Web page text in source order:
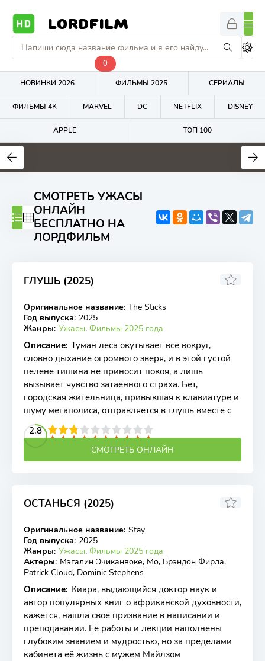
LORDFILM
НОВИНКИ 2026
0
ФИЛЬМЫ 2025 СЕРИАЛЫ
ФИЛЬМЫ 4К MARVEL DC NETFLIX DISNEY
APPLE ТОП 100
7.6
СМОТРЕТЬ УЖАСЫ
ОНЛАЙН
БЕСПЛАТНО НА
ЛОРДФИЛЬМ
ГЛУШЬ (2025)
WEB-DL
Оригинальное название: The Sticks
Год выпуска: 2025
Жанры: Ужасы, Фильмы 2025 года
Описание: Туман леса окутывает всё вокруг,
словно дыхание огромного зверя, и в этой густой
пелене тишина не приносит покоя, а лишь
вызывает чувство затаённого страха. Бет,
городская жительница, привыкшая к клавиатуре и
шуму мегаполиса, отправляется в глушь вместе с
2.8
4 5 6 7 8 9 10
СМОТРЕТЬ ОНЛАЙН
ОСТАНЬСЯ (2025)
WEB-DL
Оригинальное название: Stay
Год выпуска: 2025
Жанры: Ужасы, Фильмы 2025 года
Актеры: Мэгалин Эчиканвоке, Мо, Брэндон Фирла,
Patrick Cloud, Dominic Stephens
Описание: Киара, выдающийся доктор наук и
автор популярных книг о африканской духовности,
кажется, нашла своё призвание в написании и
преподавании. Её работы и лекции наполнены
глубоким знанием и мудростью, но за пределами
кабинета её жизнь с мужем Майлзом